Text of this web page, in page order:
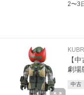
2〜3
【
劇場
中古